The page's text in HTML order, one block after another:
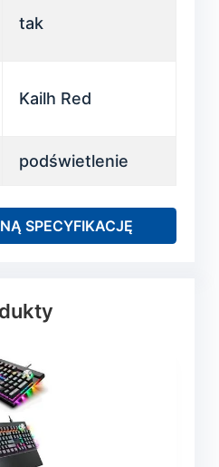
tak
Kailh Red
podświetlenie
SPECYFIKACJĘ